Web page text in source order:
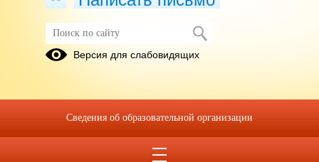
Обращения граждан
режиме при подаче обращения через электронную форму. Номер
обращения отправляется на электронный адрес, который вы
указывали при подаче обращения в электронной форме.
Версия для слабовидящих
Сведения об образовательной организации